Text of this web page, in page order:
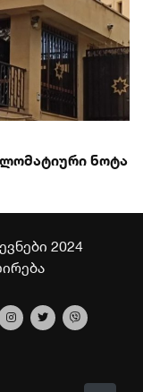
ნოტა
2024